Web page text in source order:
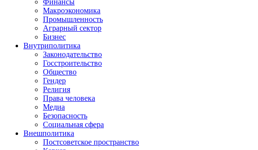
Финансы
Макроэкономика
Промышленность
Аграрный сектор
Бизнес
Внутриполитика
Законодательство
Госстроительство
Общество
Гендер
Религия
Права человека
Медиа
Безопасность
Социальная сфера
Внешполитика
Постсоветское пространство